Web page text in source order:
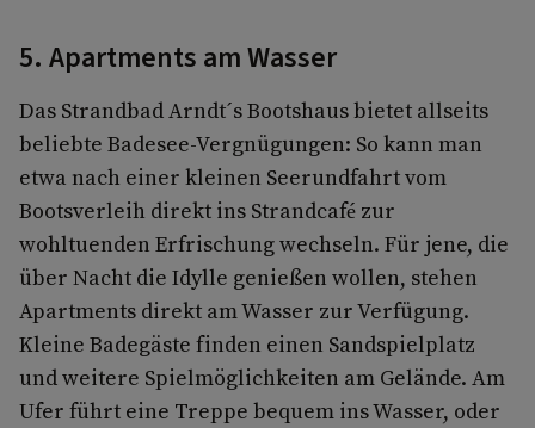
5. Apartments am Wasser
Das Strandbad Arndt´s Bootshaus bietet allseits
beliebte Badesee-Vergnügungen: So kann man
etwa nach einer kleinen Seerundfahrt vom
Bootsverleih direkt ins Strandcafé zur
wohltuenden Erfrischung wechseln. Für jene, die
über Nacht die Idylle genießen wollen, stehen
Apartments direkt am Wasser zur Verfügung.
Kleine Badegäste finden einen Sandspielplatz
und weitere Spielmöglichkeiten am Gelände. Am
Ufer führt eine Treppe bequem ins Wasser, oder